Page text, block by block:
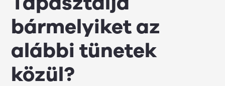
bármelyiket az
alábbi tünetek
közül?